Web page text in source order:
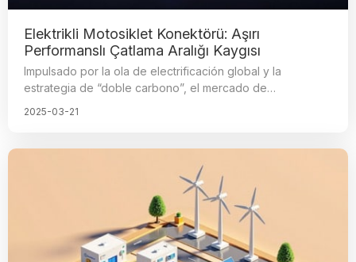
Elektrikli Motosiklet Konektörü: Aşırı
Performanslı Çatlama Aralığı Kaygısı
Impulsado por la ola de electrificación global y la
estrategia de “doble carbono”, el mercado de
compuesta superior al 18%. Como núcleo de la transmisión
de energía del vehículo, la fiabilidad de los conectores de
alto rendimiento determina directamente la autonomía del
vehículo y la seguridad del usuario. Futronics se ha
convertido en el socio principal de los fabricantes de
motocicletas eléctricas gracias a tres grandes avances
2025-03-21